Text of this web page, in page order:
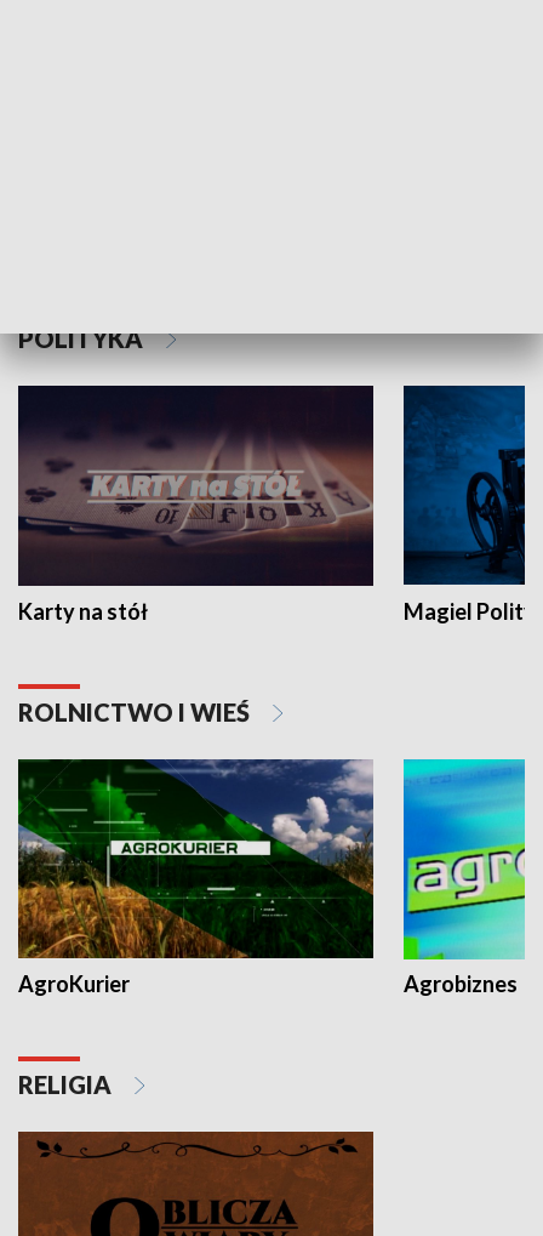
POLITYKA
Karty na stół Magiel
ROLNICTWO I WIEŚ
AgroKurier Agrobiznes
RELIGIA